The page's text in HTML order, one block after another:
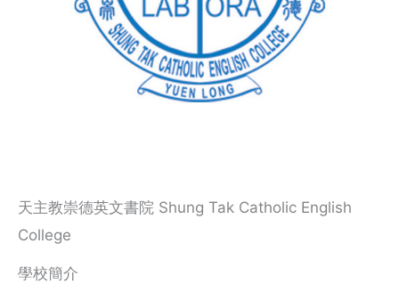
天主教崇德英文書院 Shung Tak Catholic English
College
學校簡介